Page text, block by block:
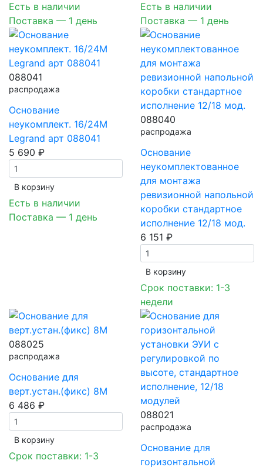
Есть в наличии
Поставка — 1 день
Есть в наличии
Поставка — 1 день
088041
распродажа
Основание
неукомплект. 16/24М
Legrand арт 088041
5 690 ₽
В корзинy
Есть в наличии
Поставка — 1 день
088040
распродажа
Основание
неукомплектованное
для монтажа
ревизионной напольной
коробки стандартное
исполнение 12/18 мод.
6 151 ₽
В корзинy
Срок поставки: 1-3
недели
088025
распродажа
Основание для
верт.устан.(фикс) 8М
6 486 ₽
В корзинy
Срок поставки: 1-3
088021
распродажа
Основание для
горизонтальной